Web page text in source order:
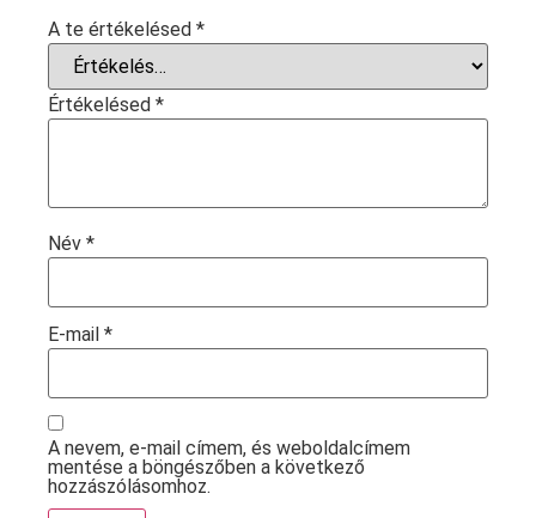
A te értékelésed *
Értékelésed *
Név *
E-mail *
A nevem, e-mail címem, és weboldalcímem
mentése a böngészőben a következő
hozzászólásomhoz.